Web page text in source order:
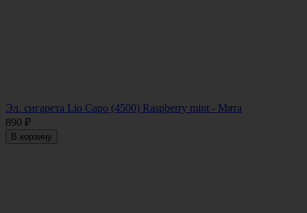
Эл. сигарета Lio Capo (4500) Raspberry mint - Мята
890 ₽
В корзину